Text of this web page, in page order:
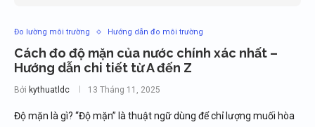
Đo lường môi trường Hướng dẫn đo môi trường
Cách đo độ mặn của nước chính xác nhất –
Hướng dẫn chi tiết từ A đến Z
Bởi kythuatldc 13 Tháng 11, 2025
Độ mặn là gì? “Độ mặn” là thuật ngữ dùng để chỉ lượng muối hòa